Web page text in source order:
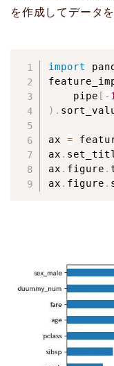
を作成してデータ
import
    pipe
[ - 1
) .
ax =
ax .
ax . figure .
ax . figure .